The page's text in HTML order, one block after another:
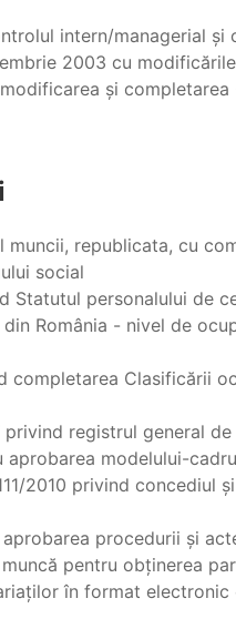
intern/managerial
2003 cu
şi
republicata, cu
social
Statutul personalului de
România - nivel de
completarea Clasificării
registrul general
modelului-
2010 privind concediul
procedurii şi
pentru obţinerea
în format